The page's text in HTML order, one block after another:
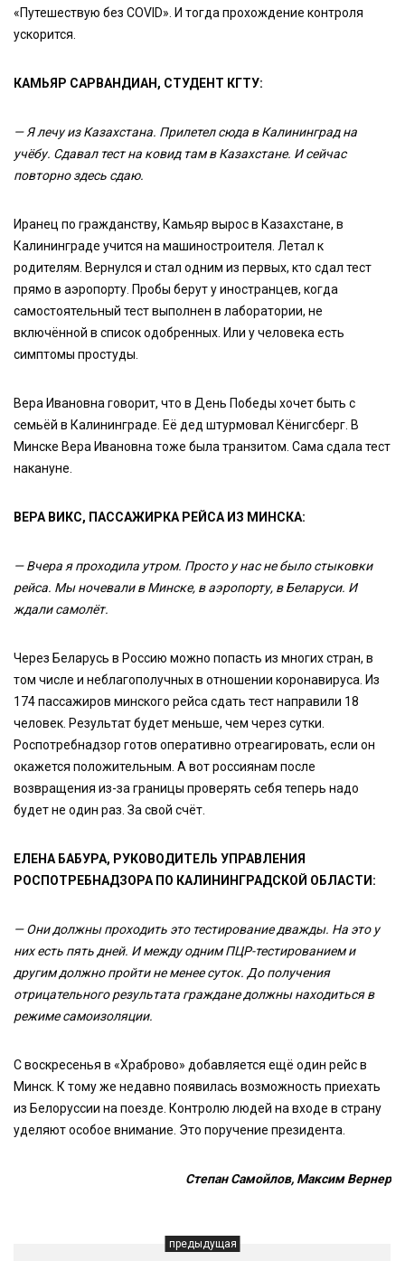
«Путешествую без COVID». И тогда прохождение контроля
ускорится.
КАМЬЯР САРВАНДИАН, СТУДЕНТ КГТУ:
— Я лечу из Казахстана. Прилетел сюда в Калининград на
учёбу. Сдавал тест на ковид там в Казахстане. И сейчас
повторно здесь сдаю.
Иранец по гражданству, Камьяр вырос в Казахстане, в
Калининграде учится на машиностроителя. Летал к
родителям. Вернулся и стал одним из первых, кто сдал тест
прямо в аэропорту. Пробы берут у иностранцев, когда
самостоятельный тест выполнен в лаборатории, не
включённой в список одобренных. Или у человека есть
симптомы простуды.
Вера Ивановна говорит, что в День Победы хочет быть с
семьёй в Калининграде. Её дед штурмовал Кёнигсберг. В
Минске Вера Ивановна тоже была транзитом. Сама сдала тест
накануне.
ВЕРА ВИКС, ПАССАЖИРКА РЕЙСА ИЗ МИНСКА:
— Вчера я проходила утром. Просто у нас не было стыковки
рейса. Мы ночевали в Минске, в аэропорту, в Беларуси. И
ждали самолёт.
Через Беларусь в Россию можно попасть из многих стран, в
том числе и неблагополучных в отношении коронавируса. Из
174 пассажиров минского рейса сдать тест направили 18
человек. Результат будет меньше, чем через сутки.
Роспотребнадзор готов оперативно отреагировать, если он
окажется положительным. А вот россиянам после
возвращения из-за границы проверять себя теперь надо
будет не один раз. За свой счёт.
ЕЛЕНА БАБУРА, РУКОВОДИТЕЛЬ УПРАВЛЕНИЯ
РОСПОТРЕБНАДЗОРА ПО КАЛИНИНГРАДСКОЙ ОБЛАСТИ:
— Они должны проходить это тестирование дважды. На это у
них есть пять дней. И между одним ПЦР-тестированием и
другим должно пройти не менее суток. До получения
отрицательного результата граждане должны находиться в
режиме самоизоляции.
С воскресенья в «Храброво» добавляется ещё один рейс в
Минск. К тому же недавно появилась возможность приехать
из Белоруссии на поезде. Контролю людей на входе в страну
уделяют особое внимание. Это поручение президента.
Степан Самойлов, Максим Вернер
предыдущая